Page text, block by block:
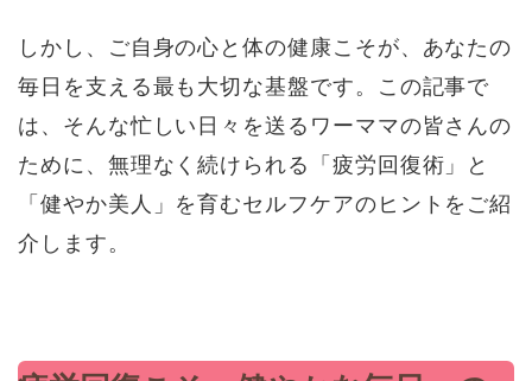
しかし、ご自身の心と体の健康こそが、あなたの
毎日を支える最も大切な基盤です。この記事で
は、そんな忙しい日々を送るワーママの皆さんの
ために、無理なく続けられる「疲労回復術」と
「健やか美人」を育むセルフケアのヒントをご紹
介します。